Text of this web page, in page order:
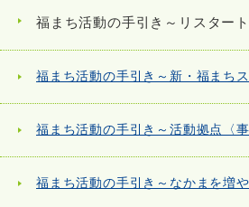
福まち活動の手引き～リスター
福まち活動の手引き～新・福まち
福まち活動の手引き～活動拠点〈
福まち活動の手引き～なかまを増